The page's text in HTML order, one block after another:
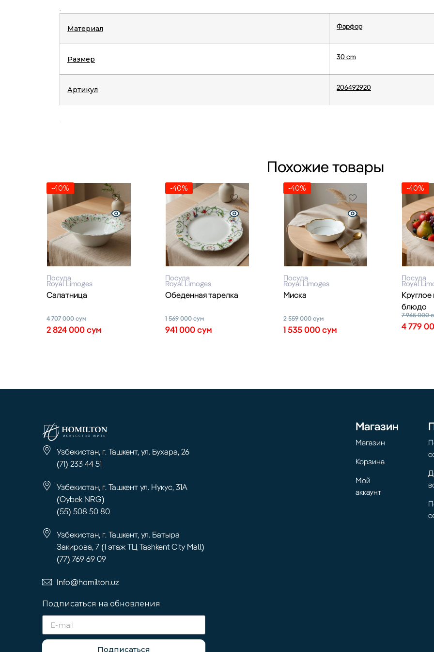
Материал Фарфор
Размер 30 cm
Артикул 206492920
Похожие товары
-40%
Посуда
Royal Limoges
Салатница
4 707 000сум
2 824 000сум
-40%
Посуда
Royal Limoges
Обеденная тарелка
1 569 000сум
941 000сум
-40%
Посуда
Royal Limoges
Миска
2 559 000сум
1 535 000сум
-40%
Посуда
Royal
Круглое
блюдо
7 965 000
4 779
Узбекистан, г. Ташкент, ул. Бухара, 26
(71) 233 44 51
Узбекистан, г. Ташкент ул. Нукус, 31А
(Oybek NRG)
(55) 508 50 80
Узбекистан, г. Ташкент, ул. Батыра
Закирова, 7 (1 этаж ТЦ Tashkent City Mall)
(77) 769 69 09
Info@homilton.uz
Подписаться на обновления
Подписаться
Магазин
Магазин
Корзина
Мой
аккаунт